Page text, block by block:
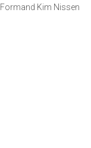
Formand Kim Nissen